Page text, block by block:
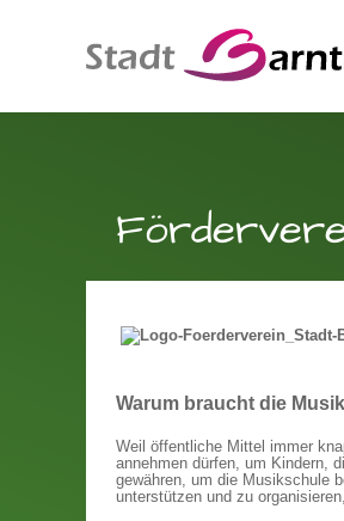
Warum braucht die
Weil öffentliche Mittel immer
annehmen dürfen, um Kindern,
gewähren, um die Musikschule
unterstützen und zu